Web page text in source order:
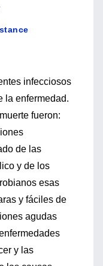
infecciosos
la enfermedad.
fueron:
de las
y de los
esas
y fáciles de
agudas
y las